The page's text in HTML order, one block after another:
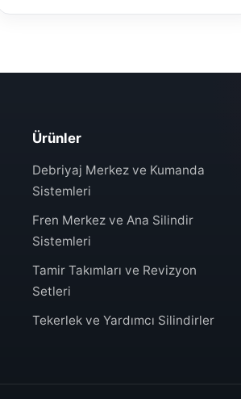
Ürünler
Debriyaj Merkez ve Kumanda
Sistemleri
Fren Merkez ve Ana Silindir
Sistemleri
Tamir Takımları ve Revizyon
Setleri
Tekerlek ve Yardımcı Silindirler